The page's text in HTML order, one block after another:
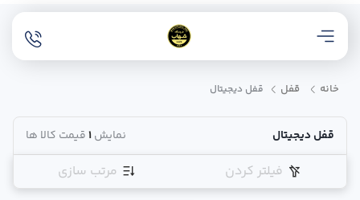
خانه قفل قفل دیجیتال
قفل دیجیتال نمایش1قیمت کالا ها
فیلتر کردن مرتب سازی